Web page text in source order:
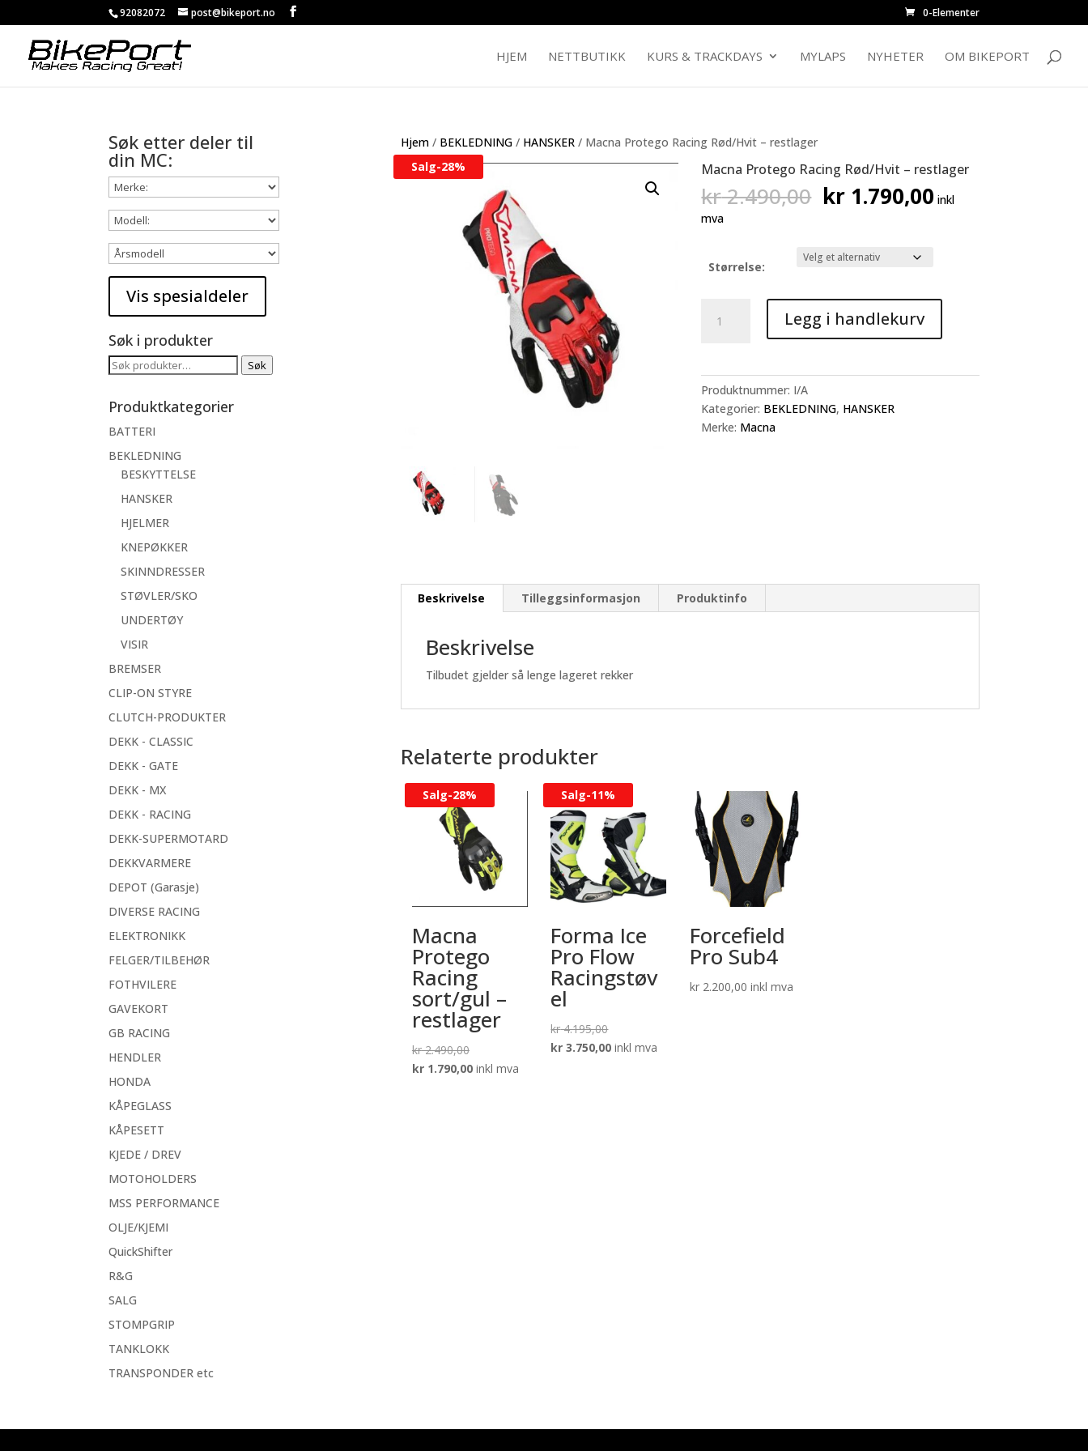
92082072 post@bikeport.no 0-Elementer
HJEM NETTBUTIKK KURS & TRACKDAYS MYLAPS NYHETER OM BIKEPORT
Hjem/ BEKLEDNING/ HANSKER/ Macna Protego Racing Rød/Hvit – restlager
Salg-28% Macna Protego Racing Rød/Hvit – restlager
kr2.490,00 Opprinnelig
pris
kr 2.490,00.
kr 1.790,00Nåværende
pris
inkl
mva
Størrelse:
Protego
restlager
antall
Legg i handlekurv
Produktnummer: I/A
Kategorier: BEKLEDNING, HANSKER
Merke: Macna
Beskrivelse Tilleggsinformasjon Produktinfo
Beskrivelse
Tilbudet gjelder så lenge lageret rekker
Relaterte produkter
Salg-28%
Macna
Protego
Racing
sort/gul –
restlager
kr2.490,00Opprinnelig
pris
kr1.790,00Nåværende
inkl mva
Salg-11%
Forma Ice
Pro Flow
Racingstøv
el
kr4.195,00Opprinnelig
pris
kr 3.750,00Nåværende
inkl mva
Forcefield
Pro Sub4
kr 2.200,00 inkl mva
Søk etter deler til
din MC:
Søk i produkter
Søk
Søk
Produktkategorier
BATTERI
BEKLEDNING
BESKYTTELSE
HANSKER
HJELMER
KNEPØKKER
SKINNDRESSER
STØVLER/SKO
UNDERTØY
VISIR
BREMSER
CLIP-ON STYRE
CLUTCH-PRODUKTER
DEKK - CLASSIC
DEKK - GATE
DEKK - MX
DEKK - RACING
DEKK-SUPERMOTARD
DEKKVARMERE
DEPOT (Garasje)
DIVERSE RACING
ELEKTRONIKK
FELGER/TILBEHØR
FOTHVILERE
GAVEKORT
GB RACING
HENDLER
HONDA
KÅPEGLASS
KÅPESETT
KJEDE / DREV
MOTOHOLDERS
MSS PERFORMANCE
OLJE/KJEMI
QuickShifter
R&G
SALG
STOMPGRIP
TANKLOKK
TRANSPONDER etc